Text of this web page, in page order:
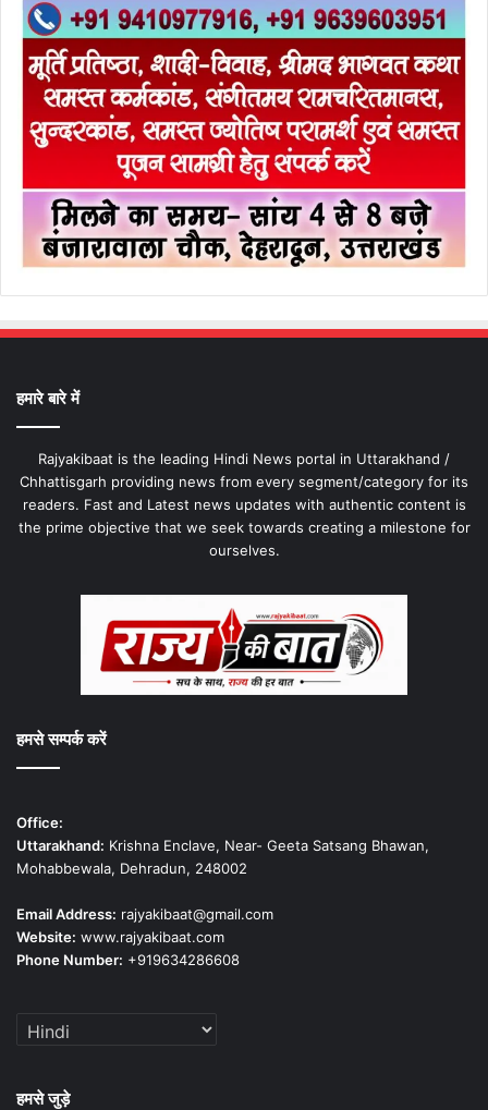
हमारे बारे में
Rajyakibaat is the leading Hindi News portal in Uttarakhand /
Chhattisgarh providing news from every segment/category for its
readers. Fast and Latest news updates with authentic content is
the prime objective that we seek towards creating a milestone for
ourselves.
हमसे सम्पर्क करें
Office:
Uttarakhand: Krishna Enclave, Near- Geeta Satsang Bhawan,
Mohabbewala, Dehradun, 248002
Email Address: rajyakibaat@gmail.com
Website: www.rajyakibaat.com
Phone Number: +919634286608
हमसे जुड़े